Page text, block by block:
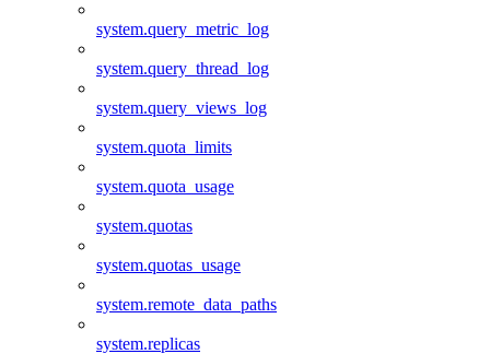
system.query_metric_log
system.query_thread_log
system.query_views_log
system.quota_limits
system.quota_usage
system.quotas
system.quotas_usage
system.remote_data_paths
system.replicas